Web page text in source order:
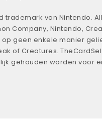
trademark van Nintendo.
Company, Nintendo,
op geen enkele manier
of Creatures.
gehouden worden voor